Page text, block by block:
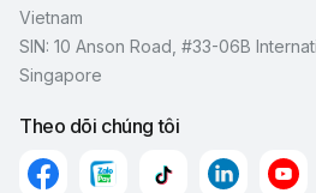
Vietnam
SIN: 10 Anson Road, #33-06B
Singapore
Theo dõi chúng tôi